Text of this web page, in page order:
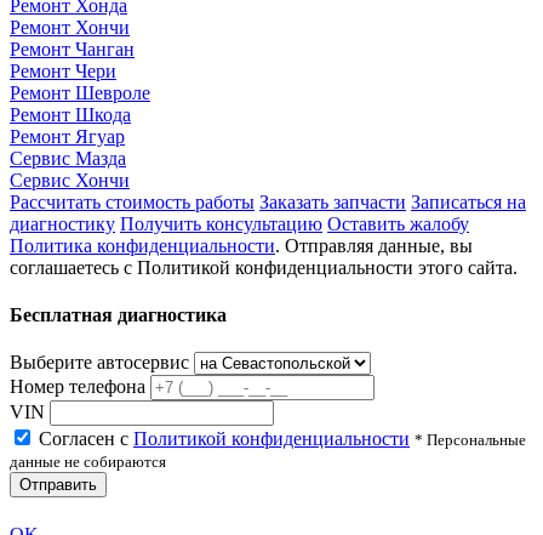
Ремонт Хонда
Ремонт Хончи
Ремонт Чанган
Ремонт Чери
Ремонт Шевроле
Ремонт Шкода
Ремонт Ягуар
Сервис Мазда
Сервис Хончи
Рассчитать стоимость работы Заказать запчасти Записаться на
диагностику Получить консультацию Оставить жалобу
Политика конфиденциальности. Отправляя данные, вы
соглашаетесь с Политикой конфиденциальности этого сайта.
Бесплатная диагностика
Выберите автосервис
Номер телефона
VIN
Согласен с Политикой конфиденциальности * Персональные
данные не собираются
Отправить